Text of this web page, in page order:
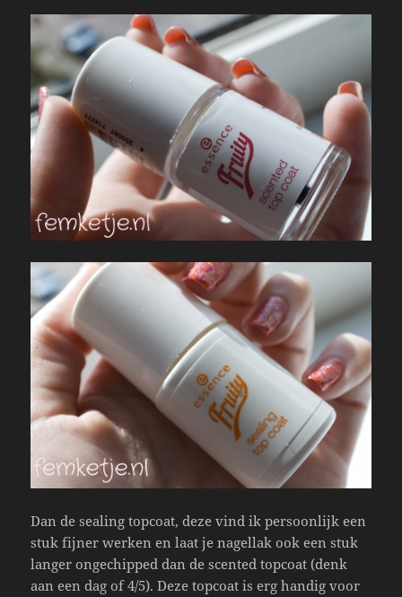
Dan de sealing topcoat, deze vind ik persoonlijk een
stuk fijner werken en laat je nagellak ook een stuk
langer ongechipped dan de scented topcoat (denk
aan een dag of 4/5). Deze topcoat is erg handig voor